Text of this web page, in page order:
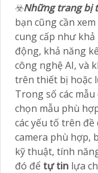
☣️Những trang bị
bạn cũng cần
cung cấp như
động, khả năng
công nghệ AI, và
trên thiết bị hoặc
Trong số các
chọn mẫu phù
các yếu tố trên
camera phù hợp,
kỹ thuật, tính
đó để tự tin lựa